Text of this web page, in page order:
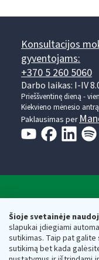
Šioje svetainėje
slapukai įdiegiami
sutikimas. Taip pat galite
sutikimą bet kada
Konsultacijos
gyventojams:
+370 5 260 5060
Darbo laikas: I-IV
Prieššventinę dieną -
Kiekvieno mėnesio
Paklausimas per
Respublikos
Biudžetinė įstaiga.
adresas: Vasario 16-
vmi@vmi.lt, E.